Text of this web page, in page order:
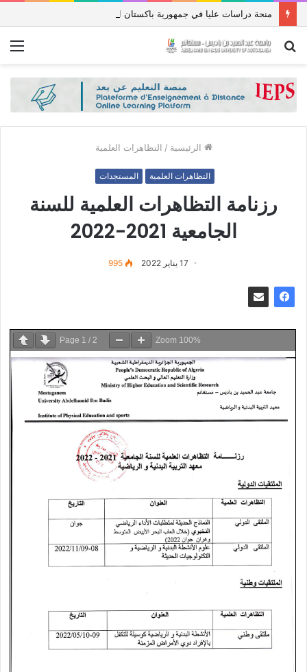
بحث
الرئيسية / التظاهرات العلمية
التظاهرات العلمية المستجدات
رزنامة التظاهرات العلمية للسنة
الجامعية 2021-2022
17 يناير 2022 995
Page 1 / 2 Zoom 100%